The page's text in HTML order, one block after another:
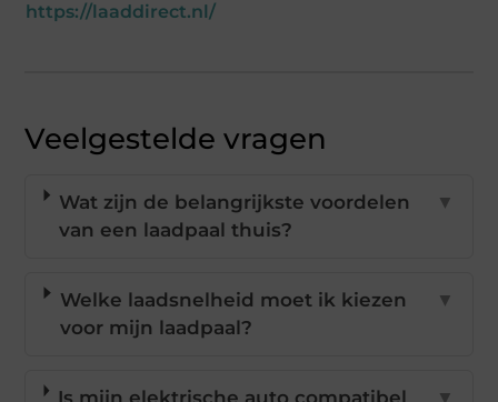
https://laaddirect.nl/
Veelgestelde vragen
Wat zijn de belangrijkste voordelen
van een laadpaal thuis?
▼
Welke laadsnelheid moet ik kiezen
voor mijn laadpaal?
▼